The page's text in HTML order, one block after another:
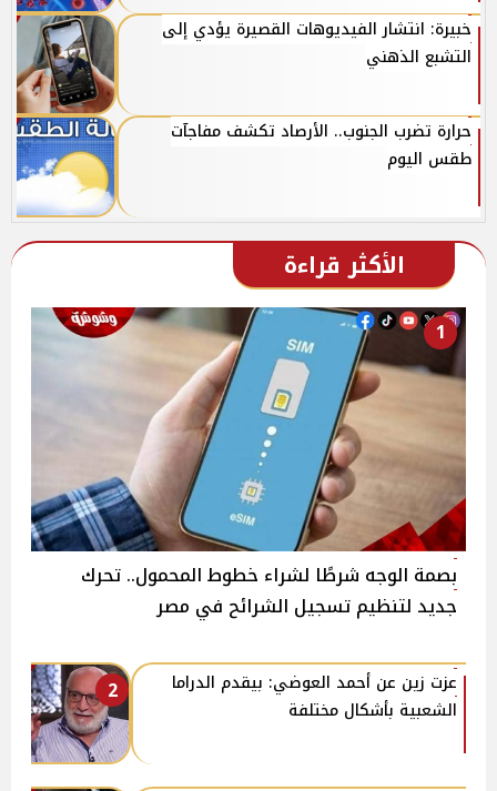
خبيرة: انتشار الفيديوهات القصيرة يؤدي إلى
التشبع الذهني
حرارة تضرب الجنوب.. الأرصاد تكشف مفاجآت
طقس اليوم
الأكثر قراءة
1
بصمة الوجه شرطًا لشراء خطوط المحمول.. تحرك
جديد لتنظيم تسجيل الشرائح في مصر
2
عزت زين عن أحمد العوضي: بيقدم الدراما
الشعبية بأشكال مختلفة